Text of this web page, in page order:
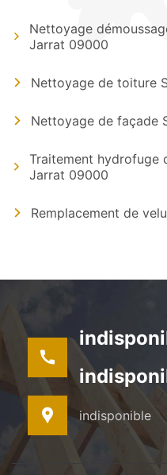
Nettoyage
Jarrat 09000
Nettoyage de toiture
Nettoyage de façade
Traitement hydrofuge
Jarrat 09000
Remplacement de
indisponible